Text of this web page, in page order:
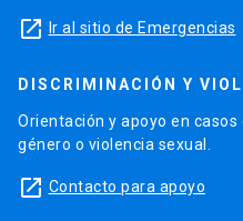
launch Ir al sitio de Emergencias
DISCRIMINACIÓN Y
Orientación y apoyo en
género o violencia sexual.
launch Contacto para apoyo